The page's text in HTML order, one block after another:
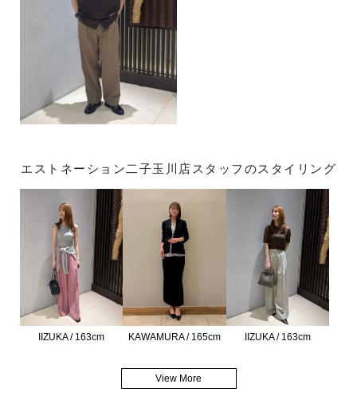
エストネーション二子玉川店スタッフのスタイリング
IIZUKA / 163cm KAWAMURA / 165cm IIZUKA / 163cm
View More